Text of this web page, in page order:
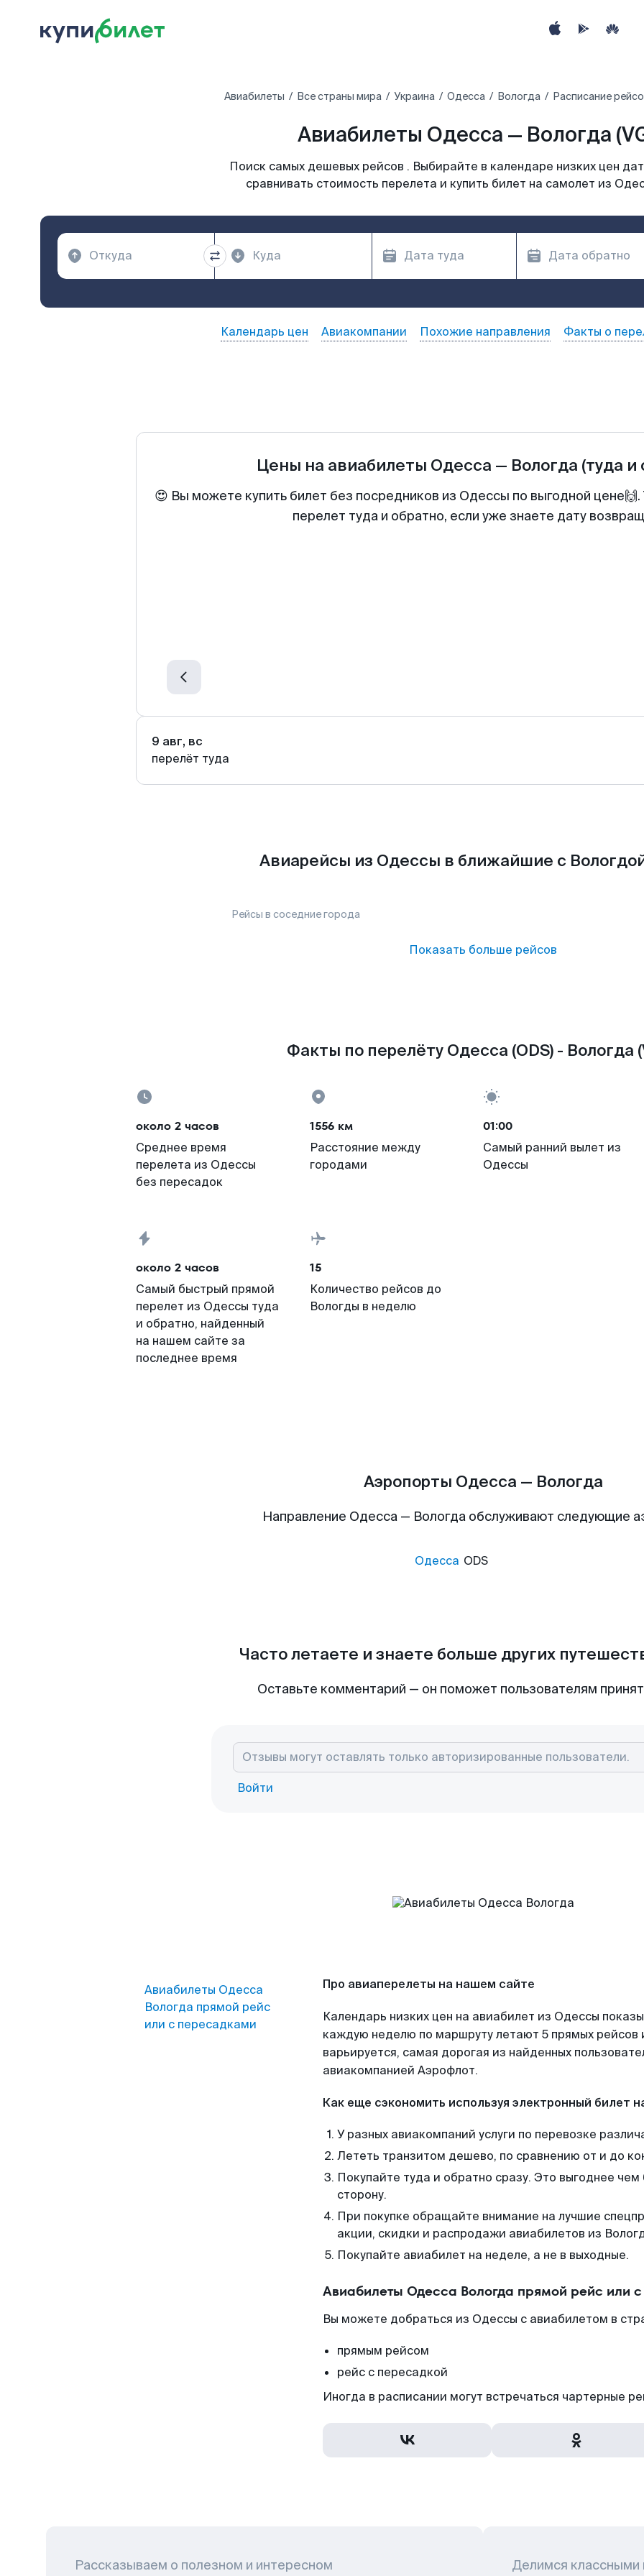
Авиабилеты Все страны мира Украина Одесса Вологда Расписание
Авиабилеты Одесса — Вологда
Поиск самых дешевых рейсов . Выбирайте в календаре низких цен
сравнивать стоимость перелета и купить билет на самолет из
Календарь цен Авиакомпании Похожие направления Факты о
Цены на авиабилеты Одесса — Вологда (туда и
😍 Вы можете купить билет без посредников из Одессы по выгодной
перелет туда и обратно, если уже знаете дату
9 авг, вс
перелёт туда
Авиарейсы из Одессы в ближайшие с
Рейсы в соседние города
Показать больше рейсов
Факты по перелёту Одесса (ODS) - Вологда
около 2 часов
Среднее время
перелета из Одессы
без пересадок
1556 км
Расстояние между
городами
01:00
Самый ранний вылет из
Одессы
около 2 часов
Самый быстрый прямой
перелет из Одессы туда
и обратно, найденный
на нашем сайте за
последнее время
15
Количество рейсов до
Вологды в неделю
Аэропорты Одесса — Вологда
Направление Одесса — Вологда обслуживают следующие
Одесса ODS
Часто летаете и знаете больше других
Оставьте комментарий — он поможет пользователям
Войти
Авиабилеты Одесса
Вологда прямой рейс
или с пересадками
Про авиаперелеты на нашем сайте
Календарь низких цен на авиабилет из Одессы
каждую неделю по маршруту летают 5 прямых рейсов
варьируется, самая дорогая из найденных
авиакомпанией Аэрофлот.
Как еще сэкономить используя электронный билет
У разных авиакомпаний услуги по перевозке
Лететь транзитом дешево, по сравнению от и до
Покупайте туда и обратно сразу. Это выгоднее
сторону.
При покупке обращайте внимание на лучшие
акции, скидки и распродажи авиабилетов из
Покупайте авиабилет на неделе, а не в выходные.
Авиабилеты Одесса Вологда прямой рейс или
Вы можете добраться из Одессы с авиабилетом в
прямым рейсом
рейс с пересадкой
Иногда в расписании могут встречаться чартерные
Рассказываем о полезном и интересном Делимся классными